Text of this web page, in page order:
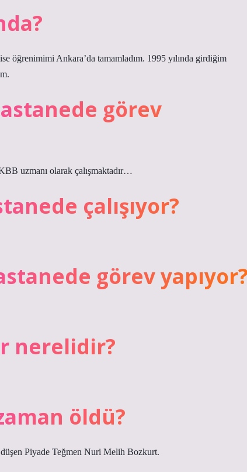
Ankara’da tamamladım. 1995 yılında girdiğim
görev
uzmanı olarak çalışmaktadır…
çalışıyor?
görev
nerelidir?
öldü?
düşen Piyade Teğmen Nuri Melih Bozkurt.